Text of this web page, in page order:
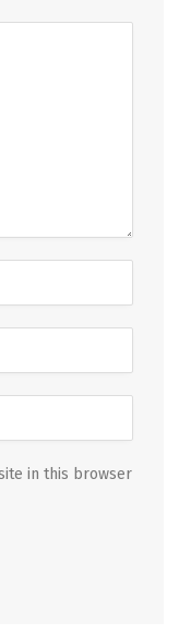
in this browser